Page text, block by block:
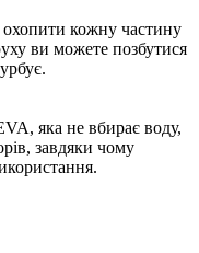
охопити кожну частину
ви можете позбутися
яка не вбирає воду,
завдяки чому